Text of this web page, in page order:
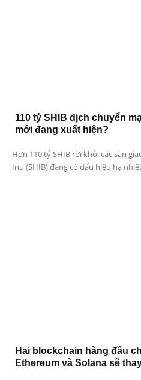
110 tỷ SHIB dịch chuyển
mới đang xuất hiện?
Hơn 110 tỷ SHIB rời khỏi các sàn
Inu (SHIB) đang có dấu hiệu hạ
Hai blockchain hàng đầu
Ethereum và Solana sẽ